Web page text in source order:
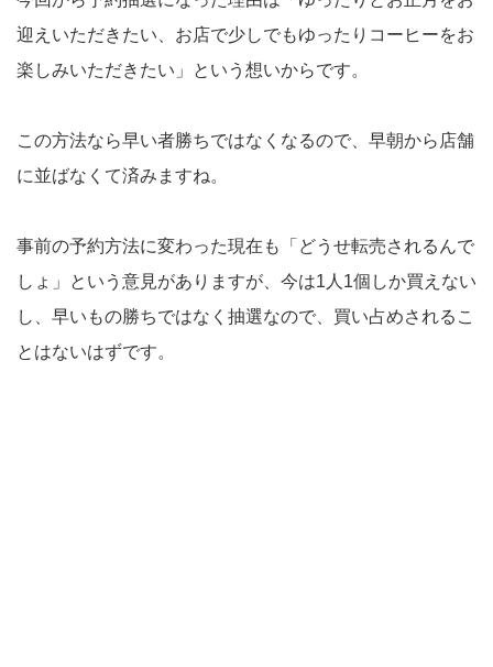
迎えいただきたい、お店で少しでもゆったりコーヒーをお
楽しみいただきたい」という想いからです。
この方法なら早い者勝ちではなくなるので、早朝から店舗
に並ばなくて済みますね。
事前の予約方法に変わった現在も「どうせ転売されるんで
しょ」という意見がありますが、今は1人1個しか買えない
し、早いもの勝ちではなく抽選なので、買い占めされるこ
とはないはずです。